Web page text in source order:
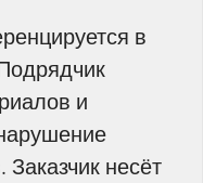
в
и
Заказчик несёт